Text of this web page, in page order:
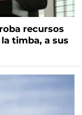
recursos
timba, a sus